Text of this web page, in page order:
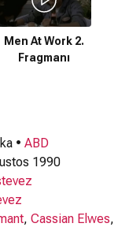
Men At Work 2.
Fragmanı
• ABD
1990
, Cassian Elwes,